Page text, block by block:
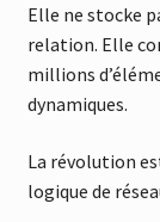
Elle ne stocke
relation. Elle
millions
dynamiques.
La révolution
logique de